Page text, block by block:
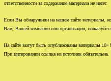
ответственности за содержание материала не несет.
Если Вы обнаружили на нашем сайте материалы,
Вам, Вашей компании или организации,
На сайте могут быть опубликованы материалы 18+!
При цитировании ссылка на источник обязательна.